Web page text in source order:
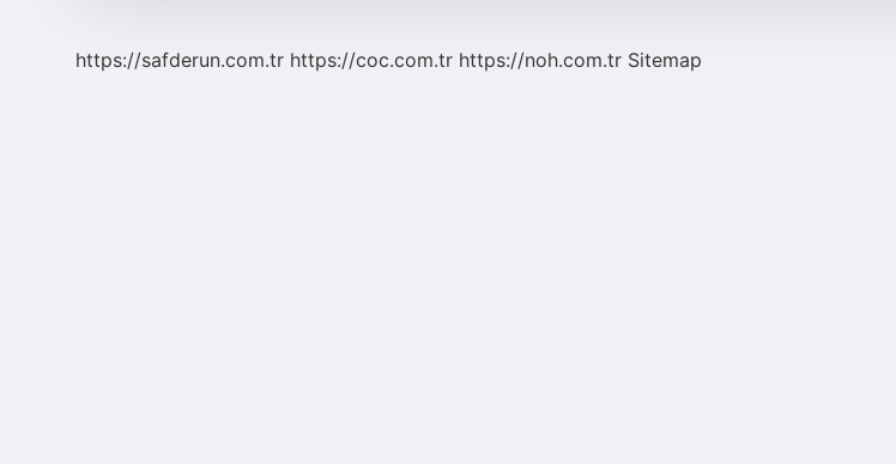
https://safderun.com.tr https://coc.com.tr https://noh.com.tr Sitemap